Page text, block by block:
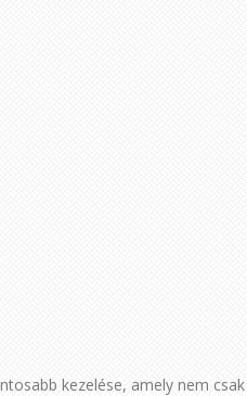
kezelése, amely nem